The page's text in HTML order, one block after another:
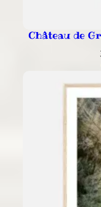
Château de